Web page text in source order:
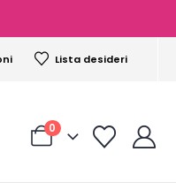
Lista desideri
0